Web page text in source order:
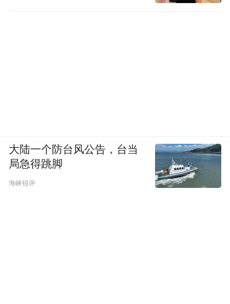
大陆一个防台风公告，台当
局急得跳脚
海峡锐评